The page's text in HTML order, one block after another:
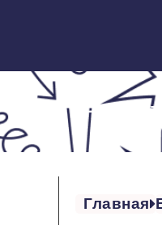
ОБ ИНСТИТУТЕ
Главная